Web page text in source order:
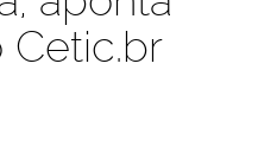
Cetic.br